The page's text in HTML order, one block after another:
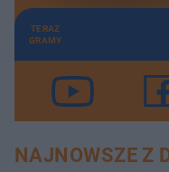
TERAZ
GRAMY
NAJNOWSZE Z